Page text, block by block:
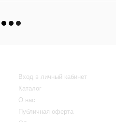
Вход в личный кабинет
Каталог
О нас
Публичная оферта